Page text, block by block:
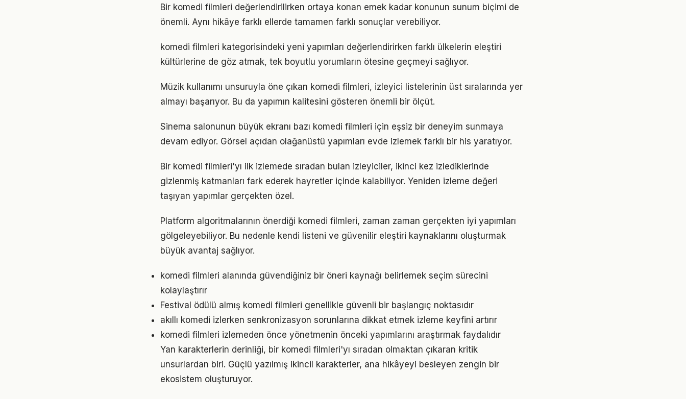
Bir komedi filmleri değerlendirilirken ortaya konan emek kadar konunun sunum biçimi de
önemli. Aynı hikâye farklı ellerde tamamen farklı sonuçlar verebiliyor.
komedi filmleri kategorisindeki yeni yapımları değerlendirirken farklı ülkelerin eleştiri
kültürlerine de göz atmak, tek boyutlu yorumların ötesine geçmeyi sağlıyor.
Müzik kullanımı unsuruyla öne çıkan komedi filmleri, izleyici listelerinin üst sıralarında yer
almayı başarıyor. Bu da yapımın kalitesini gösteren önemli bir ölçüt.
Sinema salonunun büyük ekranı bazı komedi filmleri için eşsiz bir deneyim sunmaya
devam ediyor. Görsel açıdan olağanüstü yapımları evde izlemek farklı bir his yaratıyor.
Bir komedi filmleri'yı ilk izlemede sıradan bulan izleyiciler, ikinci kez izlediklerinde
gizlenmiş katmanları fark ederek hayretler içinde kalabiliyor. Yeniden izleme değeri
taşıyan yapımlar gerçekten özel.
Platform algoritmalarının önerdiği komedi filmleri, zaman zaman gerçekten iyi yapımları
gölgeleyebiliyor. Bu nedenle kendi listeni ve güvenilir eleştiri kaynaklarını oluşturmak
büyük avantaj sağlıyor.
komedi filmleri alanında güvendiğiniz bir öneri kaynağı belirlemek seçim sürecini
kolaylaştırır
Festival ödülü almış komedi filmleri genellikle güvenli bir başlangıç noktasıdır
akıllı komedi izlerken senkronizasyon sorunlarına dikkat etmek izleme keyfini artırır
komedi filmleri izlemeden önce yönetmenin önceki yapımlarını araştırmak faydalıdır
Yan karakterlerin derinliği, bir komedi filmleri'yı sıradan olmaktan çıkaran kritik
unsurlardan biri. Güçlü yazılmış ikincil karakterler, ana hikâyeyi besleyen zengin bir
ekosistem oluşturuyor.